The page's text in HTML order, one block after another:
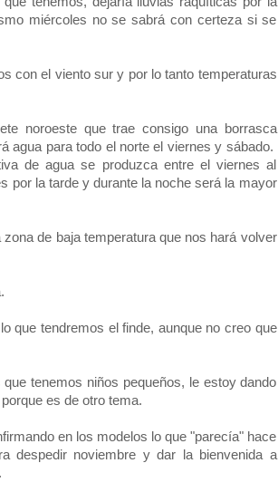
miércoles no se sabrá con certeza si se
con el viento sur y por lo tanto temperaturas
noroeste que trae consigo una borrasca
agua para todo el norte el viernes y sábado.
de agua se produzca entre el viernes al
por la tarde y durante la noche será la mayor
de baja temperatura que nos hará volver
que tendremos el finde, aunque no creo que
tenemos niños pequeños, le estoy dando
es de otro tema.
en los modelos lo que "parecía" hace
despedir noviembre y dar la bienvenida a